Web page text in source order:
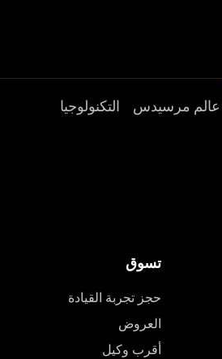
عالم مرسيدس التكنولوجيا
تسوق
حجز تجربة القيادة
العروض
أقرب وكيل